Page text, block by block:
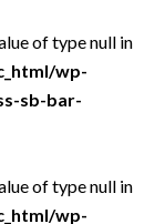
of type null in
wp-
sb-bar-
of type null in
wp-